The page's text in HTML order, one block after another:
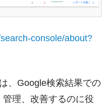
console/about?
は、Google検索結果での
理、改善するのに役